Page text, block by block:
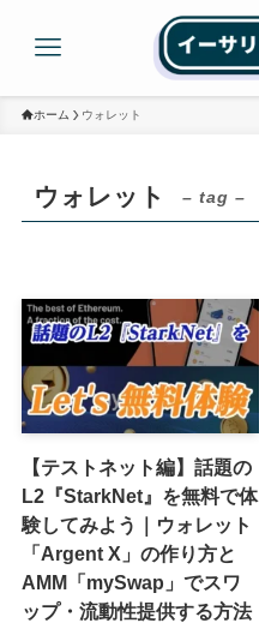
ホーム ウォレット
ウォレット – tag –
【テストネット編】話題の
L2『StarkNet』を無料で体
験してみよう｜ウォレット
「Argent X」の作り方と
AMM「mySwap」でスワ
ップ・流動性提供する方法